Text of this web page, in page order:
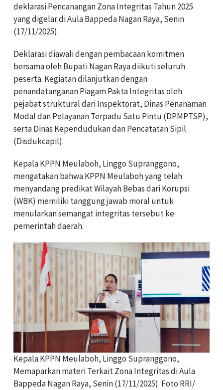
deklarasi Pencanangan Zona Integritas Tahun 2025
yang digelar di Aula Bappeda Nagan Raya, Senin
(17/11/2025).
Deklarasi diawali dengan pembacaan komitmen
bersama oleh Bupati Nagan Raya diikuti seluruh
peserta. Kegiatan dilanjutkan dengan
penandatanganan Piagam Pakta Integritas oleh
pejabat struktural dari Inspektorat, Dinas Penanaman
Modal dan Pelayanan Terpadu Satu Pintu (DPMPTSP),
serta Dinas Kependudukan dan Pencatatan Sipil
(Disdukcapil).
Kepala KPPN Meulaboh, Linggo Supranggono,
mengatakan bahwa KPPN Meulaboh yang telah
menyandang predikat Wilayah Bebas dari Korupsi
(WBK) memiliki tanggung jawab moral untuk
menularkan semangat integritas tersebut ke
pemerintah daerah.
Kepala KPPN Meulaboh, Linggo Supranggono,
Memaparkan materi Terkait Zona Integritas di Aula
Bappeda Nagan Raya, Senin (17/11/2025). Foto RRI/